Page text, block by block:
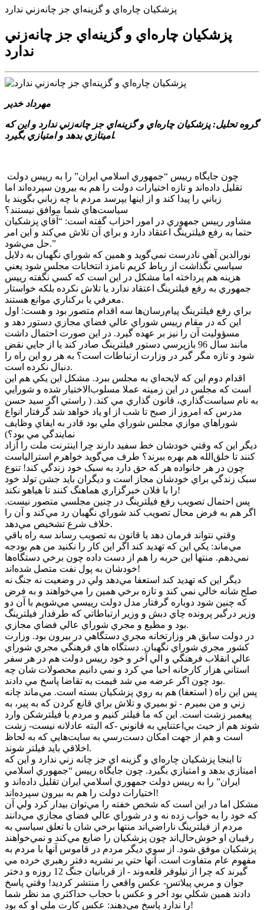
پزشکيان چاره‌اي و گزينه‌اي جز چانه‌زني ندارد
پزشکيان چاره‌اي و گزينه‌اي جز چانه‌زني
ندارد
مهرداد خدير
گروه تحليل: پزشکيان چاره‌اي و گزينه‌اي جز چانه‌زني ندارد و اين که
اميتازي بدهد و امتيازي بگيرد.
تقليل داده‌اند و تازه اختيارات دولت را هم به بيرون سپرده‌اند اما
زباني را پيدا کند و از اينها بپرسد مردم با چه زباني بگويند با
سياست‌هاي شما موافق نيستند؟
مشاور رييس جمهوري در امور احزاب گفته است: “آقاي پزشکيان
حتما به رفع فيلترينگ اعتقاد دارد و براي آن تلاش مي‌کند و اين امر
حل مي‌شود.”
نورالدين آهي نادرست نمي‌گويد و همين که شوراي نگهبان به دلايل
سياسي نگذاشت از رباط کريم نامزد انتخابات مجلس شود يعني
هزينه هم پرداخته اما مشکل در اين است که کسي نگفته رييس
جمهوري به رفع فيلترينگ اعتقاد ندارد يا تلاش نکرده بلکه خواستار
معرفي يا برکناري موانع هستند.
براي رفع فيلترينگ پيام‌رسان‌ها سه اقدام متصور بود و هست: اول
اين که در مقام رييس شوراي عالي فضاي مجازي دستور دهد و
مسؤوليت آن را نيز بر عهده گيرد. در اين صورت احتمال داشت
مانند سال 96 بازپرسي دستور فيلترينگ صادر کند يا از جايي نقض
شود و تازه مگر گير در وزارت ارتباطات است؟ به هر رو اين راه را
دنبال نکرده است.
اقدام دوم اين که لايحه‌اي به مجلس ببرد. مشکل اين يکي هم اين
است که مجلس در اين زمينه عملا مسلوب‌الاختيار شده و شورايي
به نام سياست‌گذاري، قانون گذاري مي کند. ( راستي اگر سيد حسن
مدرس که امروز از صبح تا شب از او ياد خواهد شد گرفتار انواع
شوراهاي موازي مجلس شوراي ملي بود قادر به ايفاي وظايف
نمايندگي مي بود؟)
ديگر اين که وقتي خودشان خط سفيد دارند چرا اينترنت ملت را آزاد
کنند تا خلق‌الله هم بهره ببرند؟ طرف مي‌گويد خواهرم استرالياست
چون در هر خانواده هر که حق دارد به سبک خود زندگي کند! تنوع
سبک زندگي براي خودشان مجاز است و ديگران بايد جشن تولد خود
را با فلان خبرگزاري هماهنگ کنند تا هياهو نکند!
پس احتمال تصويب رفع فيلترينگ در چنين مجلسي متصور نيست.
اگر هم به فرض محال تصويب کند شوراي نگهبان رد مي‌کند و آن را
خلاف شرع تشخيص مي‌دهد.
وقتي نتواند فرمان دهد يا قانون به تصويب رساند سه راه باقي
مي‌ماند: يکي اين که تهديد کند اگر اين کار را نکنيد من هم بودجه
نمي‌دهم. منتها اين حربه را هم از دست داده چون برخي دستگاه‌ها
خودشان به پول نفت متصل شده‌اند!
ديگر اين که تهديد کند استعفا مي‌دهد ولي در وضعيت نه جنگ نه
صلح شانه خالي نمي کند و تازه برخي همين را مي‌خواهند و به فرض
که چنين شود دوباره گرفتار مدل دولت رييسي مي‌شويم با آن دو
وزير درگير پرونده چاي دبش و وزير ارتباطاتي که طرفدار فيلترينگ
بود و مطيع و مجري شوراي عالي فضاي مجازي.
در دولت سابق هر وزارتخانه مجري دستگاهي در بيرون بود. وزارت
کشور مجري شوراي نگهبان. دستگاه هاي فرهنگي مجري شوراي
عالي انقلاب فرهنگي و الي آخر و خود رييس دولت هم در هر سفر
استاني هزار کارخانه احيا مي کرد و نمي دانيم محصولات شان چه
بود چون اگر عرضه مي شد قيمت به تقاضا پاسخ مي دادند.
پس اين راه ( استعفا) هم به روي پزشکيان بسته است. مي‌ماند چانه
زني و من بميرم - تو بميري و تلاش براي قانع کردن که به پير، به
پيغمبر زشت است. اين که ما فيلتر کنيم و مردم با فيلترشکن وارد
شوند هم از حيث بي‌اعتنايي به قانوني -که البته عادلانه نيست- زشت
است و هم از جهت امکان دست‌رسي به سايت‌هايي که به لحاظ
اخلاقي بايد فيلتر شوند.
تا اينجا پزشکيان چاره‌اي و گزينه اي جز چانه زني ندارد و اين که
اميتازي بدهد و امتيازي بگيرد. چون جايگاه رييس “جمهوري اسلامي
ايران” را به رييس دولت جمهوري اسلامي ايران تقليل داده‌اند و
اختيارات دولت را هم به بيرون سپرده‌اند!
مشکل اما در اين است که شخص خفته را مي‌توان بيدار کرد ولي آن
که خود را به خواب زده نه و در شوراي عالي فضاي مجازي مي‌دانند
مردم از فيلترينگ ناراضي‌اند منتها برخي شان با تعلق سياسي به
رقيبان او خوش‌حال‌اند چون پزشکيان را ضايع مي‌کند و نمي‌خواهند
پزشکيان موفق شود. از سوي ديگر مردم در قاموس آنها با مردم به
مفهوم عام متفاوت است. آنها حتي بر نشريه دفتر رهبري خرده مي
گيرند که چرا از نيلوفر قلعه‌وند - از قربانيان جنگ 12 روزه و دختر
جوان و مربي پيلاتس- عکس واقعي را منتشر کرديد! وقتي پاسخ
دادند همين شکلي بود آخر و عکس با حجاب حداکثري مد نظر شما
را ندارد پاسخ مي‌دهند: عکس کارت ملي او که بود!